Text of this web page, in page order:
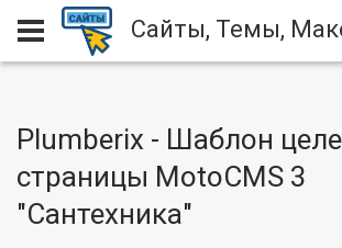
Сайты, Темы,
Plumberix - Шаблон
страницы MotoCMS 3
"Сантехника"